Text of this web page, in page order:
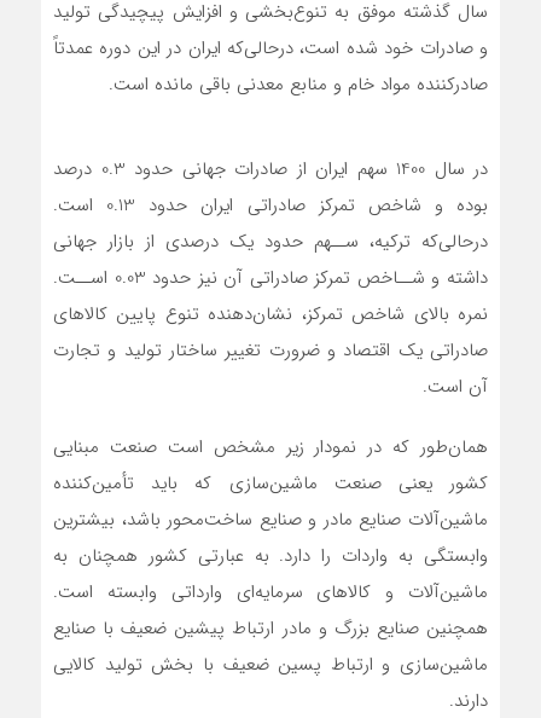
سال گذشته موفق به تنوع‌بخشی و افزایش پیچیدگی تولید
و صادرات خود شده است، درحالی‌که ایران در این دوره عمدتاً
صادرکننده مواد خام و منابع معدنی باقی مانده است.
در سال 1400 سهم ایران از صادرات جهانی حدود 0.3 درصد
بوده و شاخص تمرکز صادراتی ایران حدود 0.13 است.
درحالی‌که ترکیه، ســهم حدود یک درصدی از بازار جهانی
داشته و شــاخص تمرکز صادراتی آن نیز حدود 0.03 اســت.
نمره بالای شاخص تمرکز، نشان‌دهنده تنوع پایین کالاهای
صادراتی یک اقتصاد و ضرورت تغییر ساختار تولید و تجارت
آن است.
همان‌طور که در نمودار زیر مشخص است صنعت مبنایی
کشور یعنی صنعت ماشین‌سازی که باید تأمین‌کننده
ماشین‌آلات صنایع مادر و صنایع ساخت‌محور باشد، بیشترین
وابستگی به واردات را دارد. به عبارتی کشور همچنان به
ماشین‌آلات و کالاهای سرمایه‌ای وارداتی وابسته است.
همچنین صنایع بزرگ و مادر ارتباط پیشین ضعیف با صنایع
ماشین‌سازی و ارتباط پسین ضعیف با بخش تولید کالایی
دارند.